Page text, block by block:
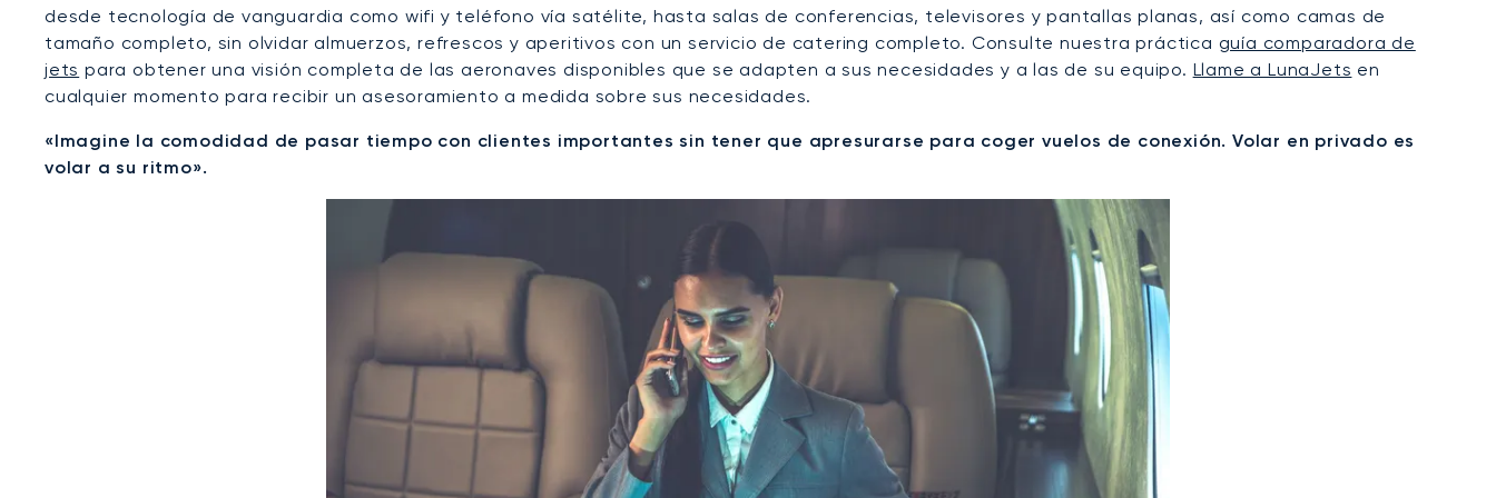
desde tecnología de vanguardia como wifi y teléfono vía satélite, hasta salas de conferencias, televisores y pantallas planas, así como camas de
tamaño completo, sin olvidar almuerzos, refrescos y aperitivos con un servicio de catering completo. Consulte nuestra práctica guía comparadora de
jets para obtener una visión completa de las aeronaves disponibles que se adapten a sus necesidades y a las de su equipo. Llame a LunaJets en
cualquier momento para recibir un asesoramiento a medida sobre sus necesidades.
«Imagine la comodidad de pasar tiempo con clientes importantes sin tener que apresurarse para coger vuelos de conexión. Volar en privado es
volar a su ritmo».